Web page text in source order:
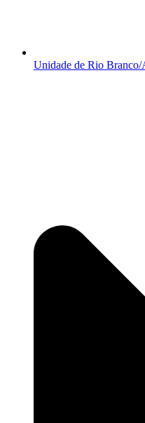
Unidade de Rio Branco/